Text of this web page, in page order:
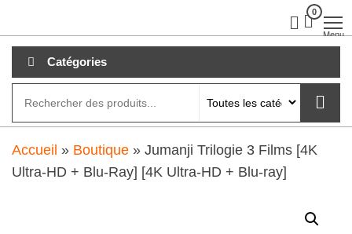
au
contenu
0
Menu
Catégories
Accueil » Boutique » Jumanji Trilogie 3 Films [4K
Ultra-HD + Blu-Ray] [4K Ultra-HD + Blu-ray]